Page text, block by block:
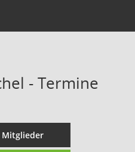
- Termine
Mitglieder